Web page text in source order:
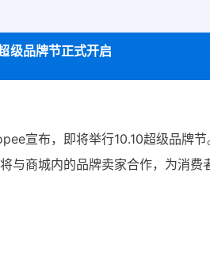
级品牌节正式开启
宣布，即将举行10.10超级品牌
与商城内的品牌卖家合作，为消费